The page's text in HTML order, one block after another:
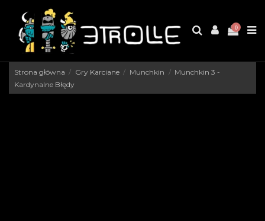
0
Strona główna Gry Karciane Munchkin
Munchkin 3 -
Kardynalne Błędy